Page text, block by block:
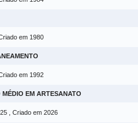
em 1980
em 1992
EM ARTESANATO
, Criado em 2026